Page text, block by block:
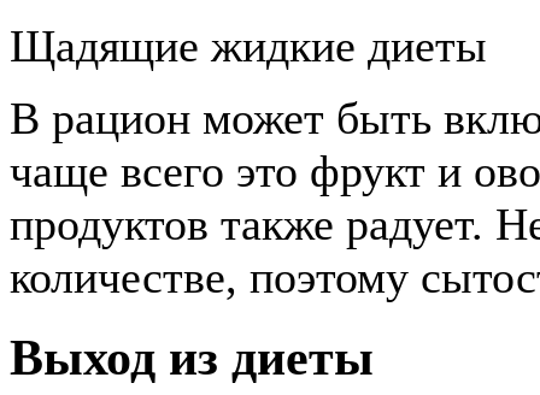
Щадящие жидкие диеты
В рацион может быть
чаще всего это фрукт и
продуктов также радует.
количестве, поэтому
Выход из диеты